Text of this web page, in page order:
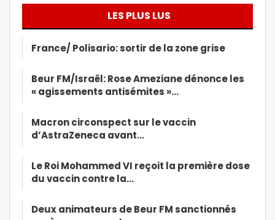
LES PLUS LUS
France/ Polisario: sortir de la zone grise
Beur FM/Israël: Rose Ameziane dénonce les
« agissements antisémites »…
Macron circonspect sur le vaccin
d’AstraZeneca avant…
Le Roi Mohammed VI reçoit la première dose
du vaccin contre la…
Deux animateurs de Beur FM sanctionnés